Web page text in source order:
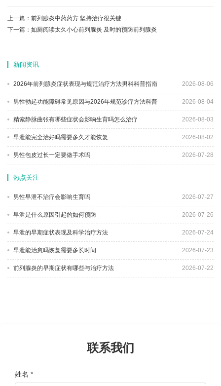
上一篇： 前列腺炎中药药方 坚持治疗很关键
下一篇： 如厕阅读太久小心前列腺炎 及时的预防前列腺炎
新闻资讯
2026年前列腺炎症状表现与规范治疗方法男科科普指南 2026-08-06
男性勃起功能障碍常见原因与2026年规范诊疗方法科普 2026-08-04
精索静脉曲张有哪些症状会影响生育吗怎么治疗 2026-08-03
早泄能完全治好吗需要多久才能恢复 2026-08-02
男性包皮过长一定要做手术吗 2026-07-28
热点关注
男性早泄不治疗会影响生育吗 2026-07-27
早泄是什么原因引起的如何预防 2026-07-26
早泄的早期症状表现及科学治疗方法 2026-07-24
早泄能治愈吗恢复需要多长时间 2026-07-23
前列腺炎的早期症状有哪些与治疗方法 2026-07-22
联系我们
姓名 *